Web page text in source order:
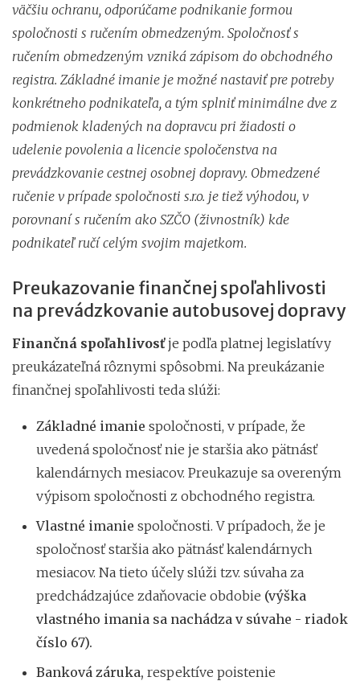
väčšiu ochranu, odporúčame podnikanie formou
spoločnosti s ručením obmedzeným. Spoločnosť s
ručením obmedzeným vzniká zápisom do obchodného
registra. Základné imanie je možné nastaviť pre potreby
konkrétneho podnikateľa, a tým splniť minimálne dve z
podmienok kladených na dopravcu pri žiadosti o
udelenie povolenia a licencie spoločenstva na
prevádzkovanie cestnej osobnej dopravy. Obmedzené
ručenie v prípade spoločnosti s.r.o. je tiež výhodou, v
porovnaní s ručením ako SZČO (živnostník) kde
podnikateľ ručí celým svojim majetkom.
Preukazovanie finančnej spoľahlivosti
na prevádzkovanie autobusovej dopravy
Finančná spoľahlivosťje podľa platnej legislatívy
preukázateľná rôznymi spôsobmi. Na preukázanie
finančnej spoľahlivosti teda slúži:
Základné imanie spoločnosti, v prípade, že
uvedená spoločnosť nie je staršia ako pätnásť
kalendárnych mesiacov. Preukazuje sa overeným
výpisom spoločnosti z obchodného registra.
Vlastné imanie spoločnosti. V prípadoch, že je
spoločnosť staršia ako pätnásť kalendárnych
mesiacov. Na tieto účely slúži tzv. súvaha za
predchádzajúce zdaňovacie obdobie (výška
vlastného imania sa nachádza v súvahe - riadok
číslo 67).
Banková záruka, respektíve poistenie